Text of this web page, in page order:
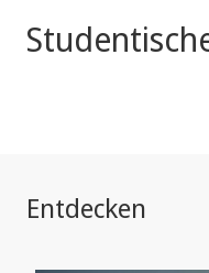
Entdecken